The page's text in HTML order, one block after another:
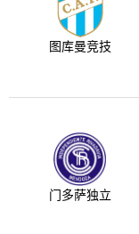
图库曼竞技
门多萨独立